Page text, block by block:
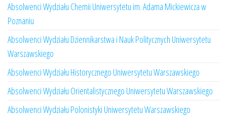
Absolwenci Wydziału Chemii Uniwersytetu im. Adama Mickiewicza w
Poznaniu
Absolwenci Wydziału Dziennikarstwa i Nauk Politycznych Uniwersytetu
Warszawskiego
Absolwenci Wydziału Historycznego Uniwersytetu Warszawskiego
Absolwenci Wydziału Orientalistycznego Uniwersytetu Warszawskiego
Absolwenci Wydziału Polonistyki Uniwersytetu Warszawskiego